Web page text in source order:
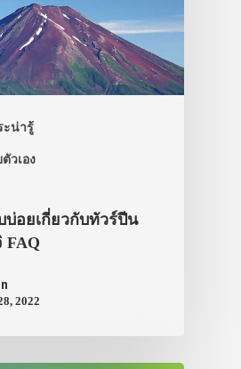
ะน่ารู้
วเอง
อยเกี่ยวกับทัวร์ปีน
FAQ
2022
ภาพประทับใจ